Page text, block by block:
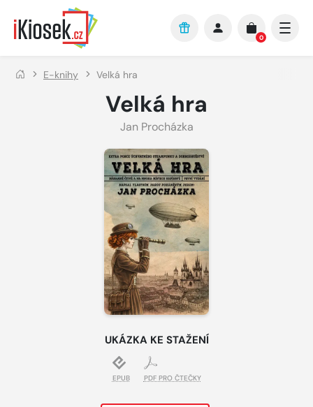
Přejít na hlavní obsah
0
E-knihy Velká hra
Velká hra
Jan Procházka
UKÁZKA KE STAŽENÍ
EPUB PDF PRO ČTEČKY